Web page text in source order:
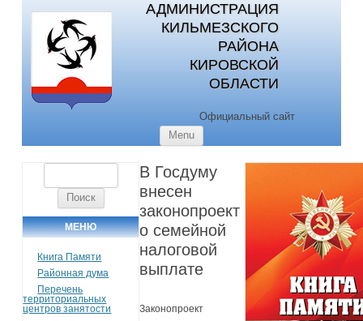
АДМИНИСТРАЦИЯ
КИЛЬМЕЗСКОГО
РАЙОНА
КИРОВСКОЙ
ОБЛАСТИ
Официальный сайт
Menu
МЕНЮ
Книга Памяти
Районная дума
Перечень
территориальных
центров занятости
В Госдуму
внесен
законопроект
о семейной
налоговой
выплате
Законопроект